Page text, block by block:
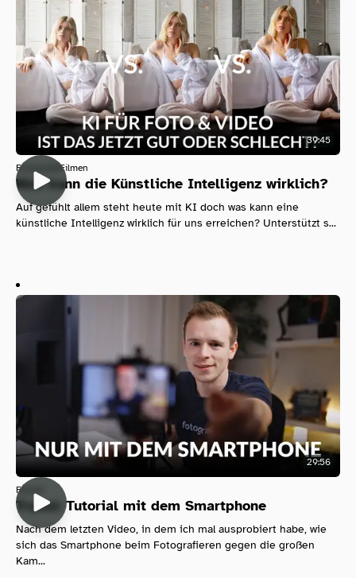
39:45
Fotografie Filmen
Was kann die Künstliche Intelligenz wirklich?
Auf gefühlt allem steht heute mit KI doch was kann eine
künstliche Intelligenz wirklich für uns erreichen? Unterstützt s...
29:56
Filmen
Tryout: Tutorial mit dem Smartphone
Nach dem letzten Video, in dem ich mal ausprobiert habe, wie
sich das Smartphone beim Fotografieren gegen die großen
Kam...